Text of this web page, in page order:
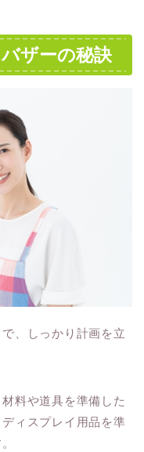
ザーの秘訣
、しっかり計画を立
料や道具を準備した
ィスプレイ用品を準